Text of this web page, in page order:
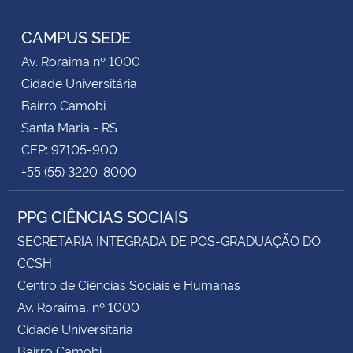
Secretaria-Geral
Secretaria de Governo
Planalto
CAMPUS SEDE
Av. Roraima nº 1000
Cidade Universitária
Bairro Camobi
Santa Maria - RS
CEP: 97105-900
+55 (55) 3220-8000
PPG CIÊNCIAS SOCIAIS
SECRETARIA INTEGRADA DE PÓS-GRADUAÇÃO DO
CCSH
Centro de Ciências Sociais e Humanas
Av. Roraima, nº 1000
Cidade Universitária